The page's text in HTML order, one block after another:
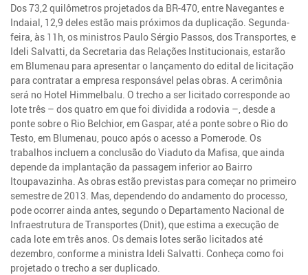
Dos 73,2 quilômetros projetados da BR-470, entre Navegantes e
Indaial, 12,9 deles estão mais próximos da duplicação. Segunda-
feira, às 11h, os ministros Paulo Sérgio Passos, dos Transportes, e
Ideli Salvatti, da Secretaria das Relações Institucionais, estarão
em Blumenau para apresentar o lançamento do edital de licitação
para contratar a empresa responsável pelas obras. A cerimônia
será no Hotel Himmelbalu. O trecho a ser licitado corresponde ao
lote três – dos quatro em que foi dividida a rodovia –, desde a
ponte sobre o Rio Belchior, em Gaspar, até a ponte sobre o Rio do
Testo, em Blumenau, pouco após o acesso a Pomerode. Os
trabalhos incluem a conclusão do Viaduto da Mafisa, que ainda
depende da implantação da passagem inferior ao Bairro
Itoupavazinha. As obras estão previstas para começar no primeiro
semestre de 2013. Mas, dependendo do andamento do processo,
pode ocorrer ainda antes, segundo o Departamento Nacional de
Infraestrutura de Transportes (Dnit), que estima a execução de
cada lote em três anos. Os demais lotes serão licitados até
dezembro, conforme a ministra Ideli Salvatti. Conheça como foi
projetado o trecho a ser duplicado.